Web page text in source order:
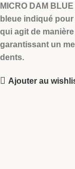
MICRO DAM
bleue indiqué
qui agit de
garantissant un
dents.
Ajouter au